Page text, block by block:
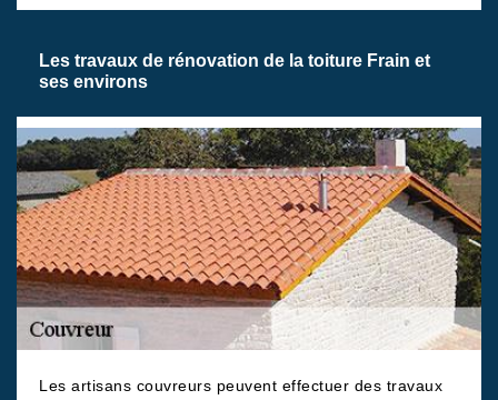
Les travaux de rénovation de la toiture Frain et
ses environs
Les artisans couvreurs peuvent effectuer des travaux